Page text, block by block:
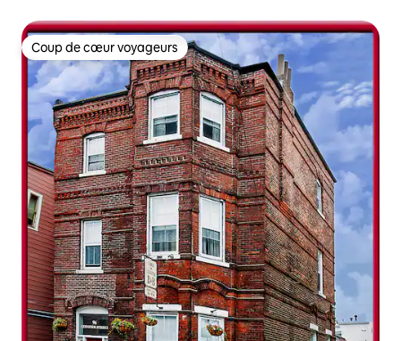
Coup de cœur voyageurs
Coup de cœur voyageurs